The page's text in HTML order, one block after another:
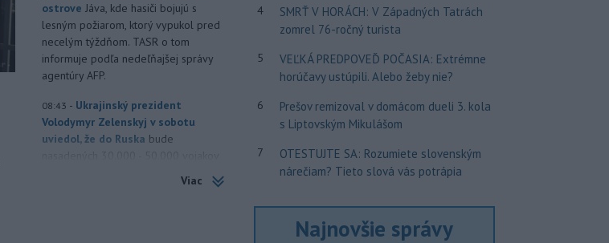
ostrove Jáva, kde hasiči bojujú s
lesným požiarom, ktorý vypukol pred
necelým týždňom. TASR o tom
informuje podľa nedeľňajšej správy
agentúry AFP.
08:43 - Ukrajinský prezident
Volodymyr Zelenskyj v sobotu
uviedol, že do Ruska bude
zo Severnej Kórey. Pchjongjang podľa
jeho slov „študuje túto vojnu“ medzi
Viac
4
SMRŤ V HORÁCH: V Západných Tatrách
zomrel 76-ročný turista
5
VEĽKÁ PREDPOVEĎ POČASIA: Extrémne
horúčavy ustúpili. Alebo žeby nie?
6
Prešov remizoval v domácom dueli 3. kola
s Liptovským Mikulášom
7
OTESTUJTE SA: Rozumiete slovenským
nárečiam? Tieto slová vás potrápia
Najnovšie správy